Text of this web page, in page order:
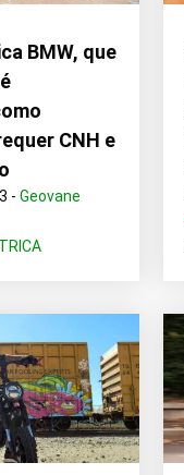
BMW, que
CNH e
-Geovane